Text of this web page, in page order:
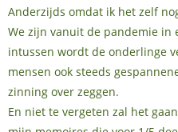
Anderzijds omdat ik het zelf
We zijn vanuit de pandemie in
intussen wordt de onderlinge
mensen ook steeds
zinning over zeggen.
En niet te vergeten zal het gaan